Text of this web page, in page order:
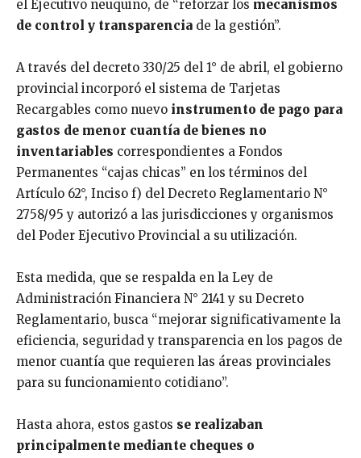
el Ejecutivo neuquino, de “reforzar los mecanismos
de control y transparencia de la gestión”.
A través del decreto 330/25 del 1° de abril, el gobierno
provincial incorporó el sistema de Tarjetas
Recargables como nuevo instrumento de pago para
gastos de menor cuantía de bienes no
inventariables correspondientes a Fondos
Permanentes “cajas chicas” en los términos del
Artículo 62°, Inciso f) del Decreto Reglamentario N°
2758/95 y autorizó a las jurisdicciones y organismos
del Poder Ejecutivo Provincial a su utilización.
Esta medida, que se respalda en la Ley de
Administración Financiera N° 2141 y su Decreto
Reglamentario, busca “mejorar significativamente la
eficiencia, seguridad y transparencia en los pagos de
menor cuantía que requieren las áreas provinciales
para su funcionamiento cotidiano”.
Hasta ahora, estos gastos se realizaban
principalmente mediante cheques o